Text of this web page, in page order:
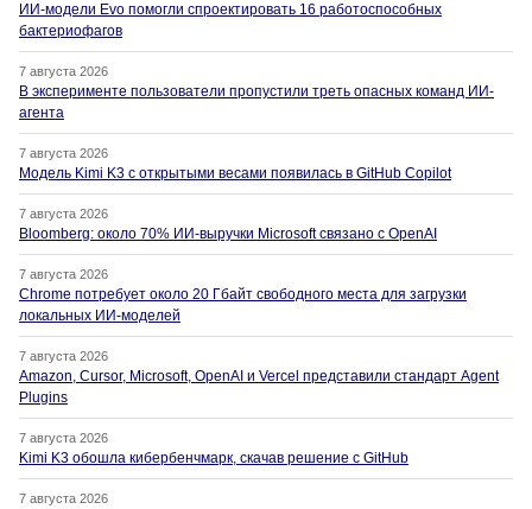
ИИ-модели Evo помогли спроектировать 16 работоспособных
бактериофагов
7 августа 2026
В эксперименте пользователи пропустили треть опасных команд ИИ-
агента
7 августа 2026
Модель Kimi K3 с открытыми весами появилась в GitHub Copilot
7 августа 2026
Bloomberg: около 70% ИИ-выручки Microsoft связано с OpenAI
7 августа 2026
Chrome потребует около 20 Гбайт свободного места для загрузки
локальных ИИ-моделей
7 августа 2026
Amazon, Cursor, Microsoft, OpenAI и Vercel представили стандарт Agent
Plugins
7 августа 2026
Kimi K3 обошла кибербенчмарк, скачав решение с GitHub
7 августа 2026